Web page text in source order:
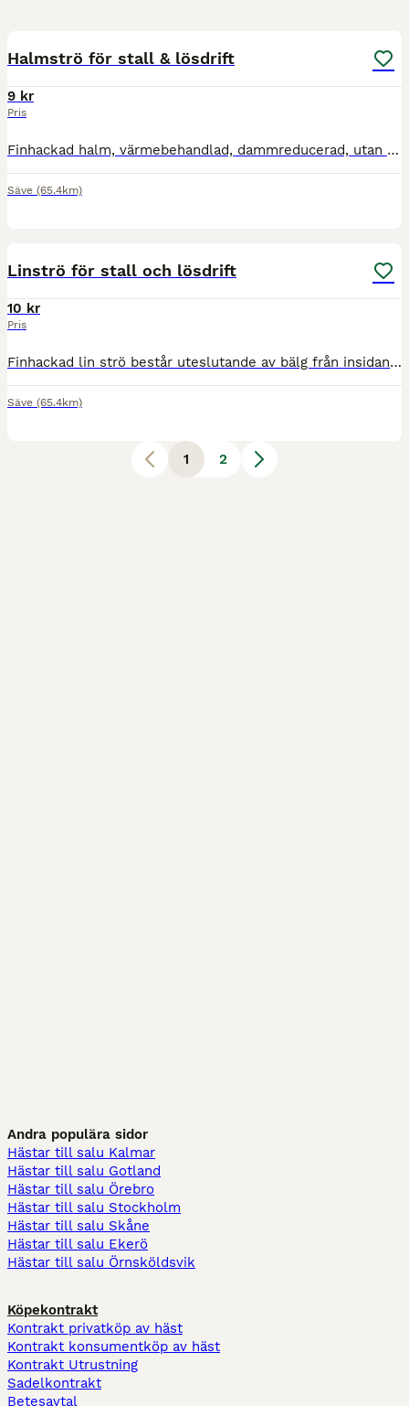
Halmströ för stall & lösdrift
9 kr
Pris
Finhackad halm, värmebehandlad, dammreducerad, utan tillsatser. Mycket bra produkt för häst, ko, får, get, gris, kanin, marsvin, hamster, fjäderfän m.fl. Väger 16-17 kg/bal 160,-/bal 9,50/kg Pallpris
Säve (65.4km)
Linströ för stall och lösdrift
10 kr
Pris
Finhackad lin strö består uteslutande av bälg från insidan av linstammen. Dammfritt och helt obesprutat, utan tillsatser. Absolut bästa produkt för häst, ko, får, get, gris, kanin, marsvin, hamster,
Säve (65.4km)
1 2
Andra populära sidor
Hästar till salu Kalmar
Hästar till salu Gotland
Hästar till salu Örebro
Hästar till salu Stockholm
Hästar till salu Skåne
Hästar till salu Ekerö
Hästar till salu Örnsköldsvik
Köpekontrakt
Kontrakt privatköp av häst
Kontrakt konsumentköp av häst
Kontrakt Utrustning
Sadelkontrakt
Betesavtal